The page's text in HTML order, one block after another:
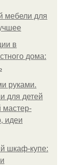
мебели для
в
дома:
руками.
для детей
мастер-
идеи
шкаф-купе: